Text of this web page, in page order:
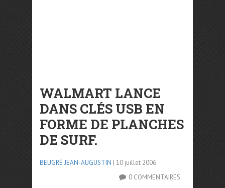
WALMART LANCE
DANS CLÉS USB EN
FORME DE PLANCHES
DE SURF.
BEUGRÉ JEAN-AUGUSTIN | 10 juillet 2006
0 COMMENTAIRES